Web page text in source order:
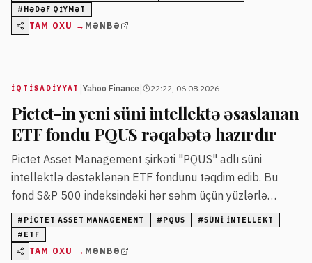
# HƏDƏF QIYMƏT
TAM OXU → MƏNBƏ
İQTISADIYYAT Yahoo Finance 22:22, 06.08.2026
Pictet-in yeni süni intellektə əsaslanan
ETF fondu PQUS rəqabətə hazırdır
Pictet Asset Management şirkəti "PQUS" adlı süni
intellektlə dəstəklənən ETF fondunu təqdim edib. Bu
fond S&P 500 indeksindəki hər səhm üçün yüzlərlə
xüsusiyyəti təhlil edərək qısa müddətli gəlir proqnozları
verir və bazar anomaliyalarını aşkarlayaraq riskə nəzarət
edir.
# PICTET ASSET MANAGEMENT # PQUS #SÜNI İNTELLEKT
# ETF
TAM OXU → MƏNBƏ